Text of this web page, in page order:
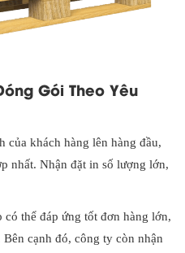
Gói Theo Yêu
khách hàng lên hàng đầu,
nhất. Nhận đặt in số lượng lớn,
thể đáp ứng tốt đơn hàng lớn,
cạnh đó, công ty còn nhận